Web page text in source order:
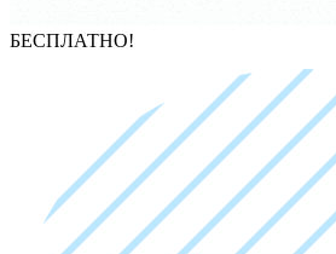
БЕСПЛАТНО!